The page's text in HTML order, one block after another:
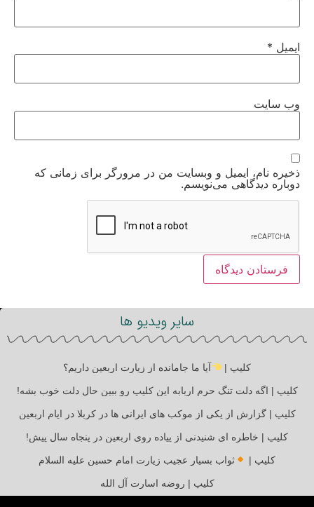
ایمیل *
وب‌ سایت
ذخیره نام، ایمیل و وبسایت من در مرورگر برای زمانی که
دوباره دیدگاهی می‌نویسم.
سایر ویدیو ها
کلیپ | آیا ما جامانده از زیارت اربعین داریم؟
کلیپ | اگه دلت تنگ حرم اربابه این کلیپ رو ببین حال دلت خوب بشه!
کلیپ | گزارش از یکی از موکب های ایرانی ها در کربلا در ایام اربعین
کلیپ | خاطره ای شنیدنی از پیاده روی اربعین در پنجاه سال پیش!
کلیپ | ثواب بسیار عجیب زیارت امام حسین علیه السلام
کلیپ | روضه اسارت آل الله